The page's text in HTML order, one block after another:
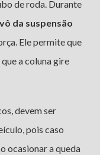
de roda. Durante
da suspensão
Ele permite que
a coluna gire
devem ser
pois caso
ocasionar a queda